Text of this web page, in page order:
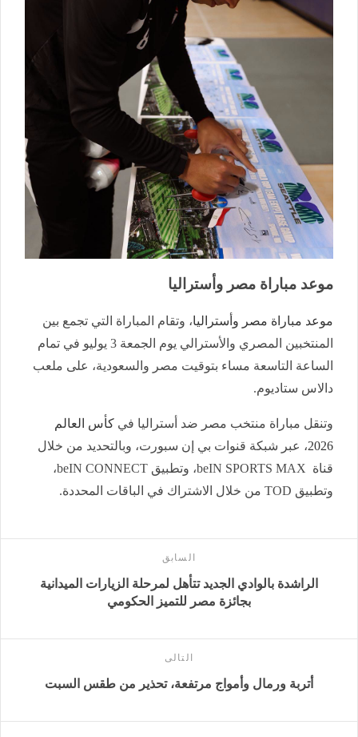
موعد مباراة مصر وأستراليا
موعد مباراة مصر وأستراليا، وتقام المباراة التي تجمع بين
المنتخبين المصري والأسترالي يوم الجمعة 3 يوليو في تمام
الساعة التاسعة مساء بتوقيت مصر والسعودية، على ملعب
دالاس ستاديوم.
وتنقل مباراة منتخب مصر ضد أستراليا في كأس العالم
2026، عبر شبكة قنوات بي إن سبورت، وبالتحديد من خلال
قناة beIN SPORTS MAX، وتطبيق beIN CONNECT،
وتطبيق TOD من خلال الاشتراك في الباقات المحددة.
السابق
الراشدة بالوادي الجديد تتأهل لمرحلة الزيارات الميدانية
بجائزة مصر للتميز الحكومي
التالى
أتربة ورمال وأمواج مرتفعة، تحذير من طقس السبت